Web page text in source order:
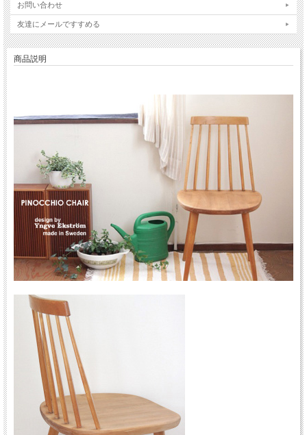
お問い合わせ
友達にメールですすめる
商品説明